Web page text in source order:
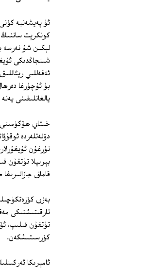
ئۇ پەيشەنبە
كونكرېت
لېكىن شۇ نەرسە
شىنجاڭدىكى
بۇ ئۇچۇرغا
يالغانلىقىنى
دۆلەتلەردە
نۇرغۇن
بېرىپلا تۇتقۇن
قاماق
بەزى
تۇتقۇن قىلىپ،
كۆرسىتىشكەن.
ئامېرىكا